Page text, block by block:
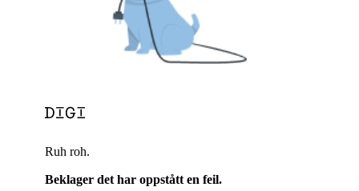
Ruh roh.
Beklager det har oppstått en feil.